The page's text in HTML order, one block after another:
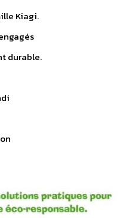
Kiagi.
durable.